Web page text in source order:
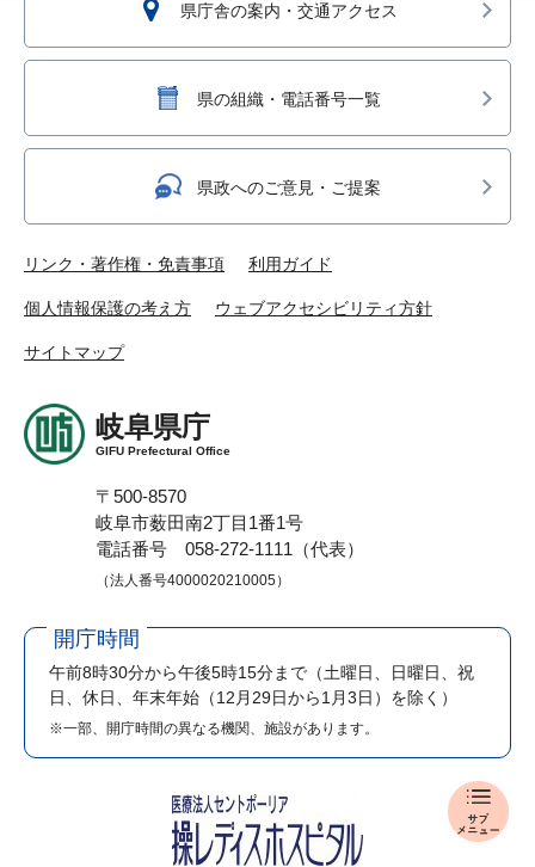
入
札
県庁舎の案内・交通アクセス
県の組織・電話番号一覧
県政へのご意見・ご提案
リンク・著作権・免責事項 利用ガイド
個人情報保護の考え方 ウェブアクセシビリティ方針
サイトマップ
岐阜県庁
GIFU Prefectural Office
〒500-8570
岐阜市薮田南2丁目1番1号
電話番号 058-272-1111（代表）
（法人番号4000020210005）
開庁時間
午前8時30分から午後5時15分まで （土曜日、日曜日、祝
日、休日、年末年始（12月29日から1月3日）を除く）
※一部、開庁時間の異なる機関、施設があります。